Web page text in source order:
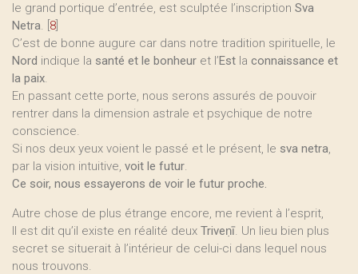
le grand portique d’entrée, est sculptée l’inscription Sva
Netra. 8
C’est de bonne augure car dans notre tradition spirituelle, le
Nord indique la santé et le bonheur et l’Est la connaissance et
la paix.
En passant cette porte, nous serons assurés de pouvoir
rentrer dans la dimension astrale et psychique de notre
conscience.
Si nos deux yeux voient le passé et le présent, le sva netra,
par la vision intuitive, voit le futur.
Ce soir, nous essayerons de voir le futur proche.
Autre chose de plus étrange encore, me revient à l’esprit,
Il est dit qu’il existe en réalité deux Triveṇī. Un lieu bien plus
secret se situerait à l’intérieur de celui-ci dans lequel nous
nous trouvons.